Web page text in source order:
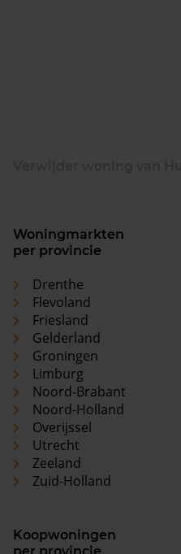
Woningmarkten
per provincie
Drenthe
Flevoland
Friesland
Gelderland
Groningen
Limburg
Noord-Brabant
Noord-Holland
Overijssel
Utrecht
Zeeland
Zuid-Holland
Koopwoningen